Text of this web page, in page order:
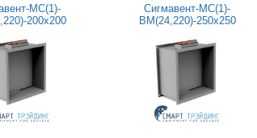
МС(1)-
200х200
Сигмавент-МС(1)-
BM(24,220)-250х250